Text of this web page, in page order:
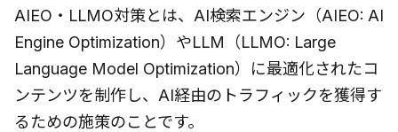
AIEO・LLMO対策とは、AI検索エンジン（AIEO: AI
Engine Optimization）やLLM（LLMO: Large
Language Model Optimization）に最適化されたコ
ンテンツを制作し、AI経由のトラフィックを獲得す
るための施策のことです。